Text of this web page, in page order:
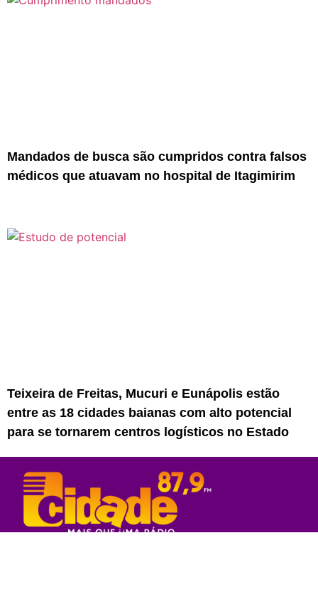
Mandados de busca são cumpridos contra falsos
médicos que atuavam no hospital de Itagimirim
Teixeira de Freitas, Mucuri e Eunápolis estão
entre as 18 cidades baianas com alto potencial
para se tornarem centros logísticos no Estado